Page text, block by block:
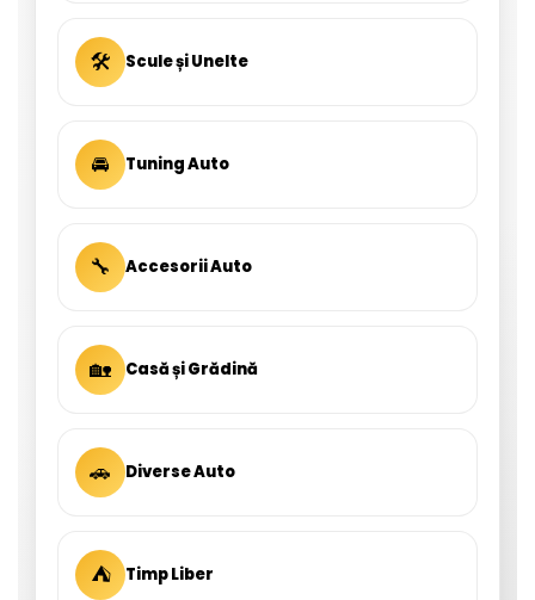
🛠 Scule și Unelte
🚘 Tuning Auto
🔧 Accesorii Auto
🏡 Casă și Grădină
🚗 Diverse Auto
⛺ Timp Liber